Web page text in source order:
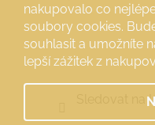
nakupovalo co
soubory cookies.
souhlasit a umožníte
lepší zážitek z
Sledovat na